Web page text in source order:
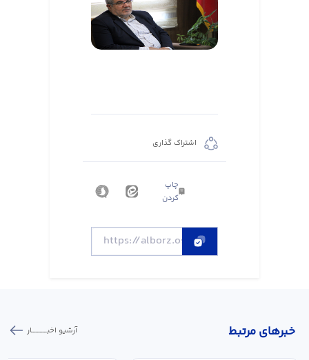
اشتراک گذاری
چاپ
کردن
خبر‌های مرتبط آرشیو اخبـــــــــــار